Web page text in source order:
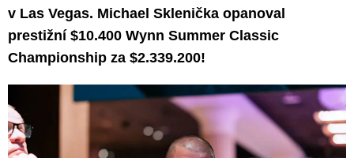
v Las Vegas. Michael Sklenička opanoval
prestižní $10.400 Wynn Summer Classic
Championship za $2.339.200!